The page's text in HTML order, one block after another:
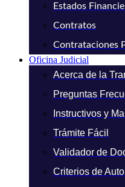
Estados
Contratos
Contrataciones
Oficina Judicial
Acerca de la
Preguntas
Instructivos y
Trámite Fácil
Validador de
Criterios de